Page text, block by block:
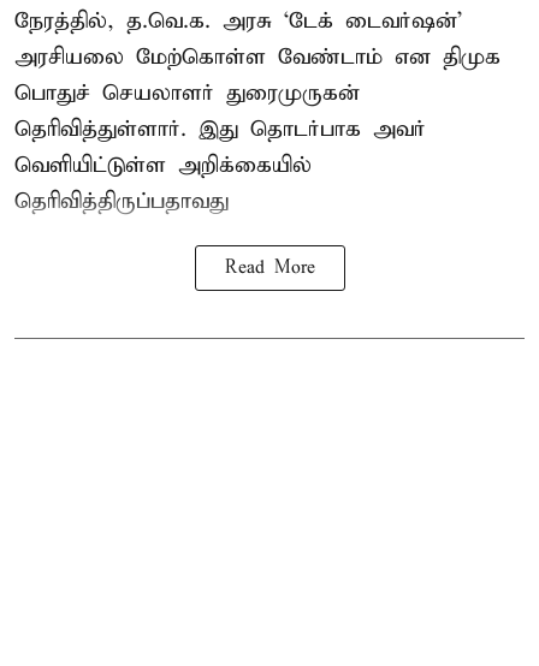
நேரத்தில், த.வெ.க. அரசு ‘டேக் டைவர்ஷன்’
அரசியலை மேற்கொள்ள வேண்டாம் என திமுக
பொதுச் செயலாளர் துரைமுருகன்
தெரிவித்துள்ளார். இது தொடர்பாக அவர்
வெளியிட்டுள்ள அறிக்கையில்
தெரிவித்திருப்பதாவது
Read More